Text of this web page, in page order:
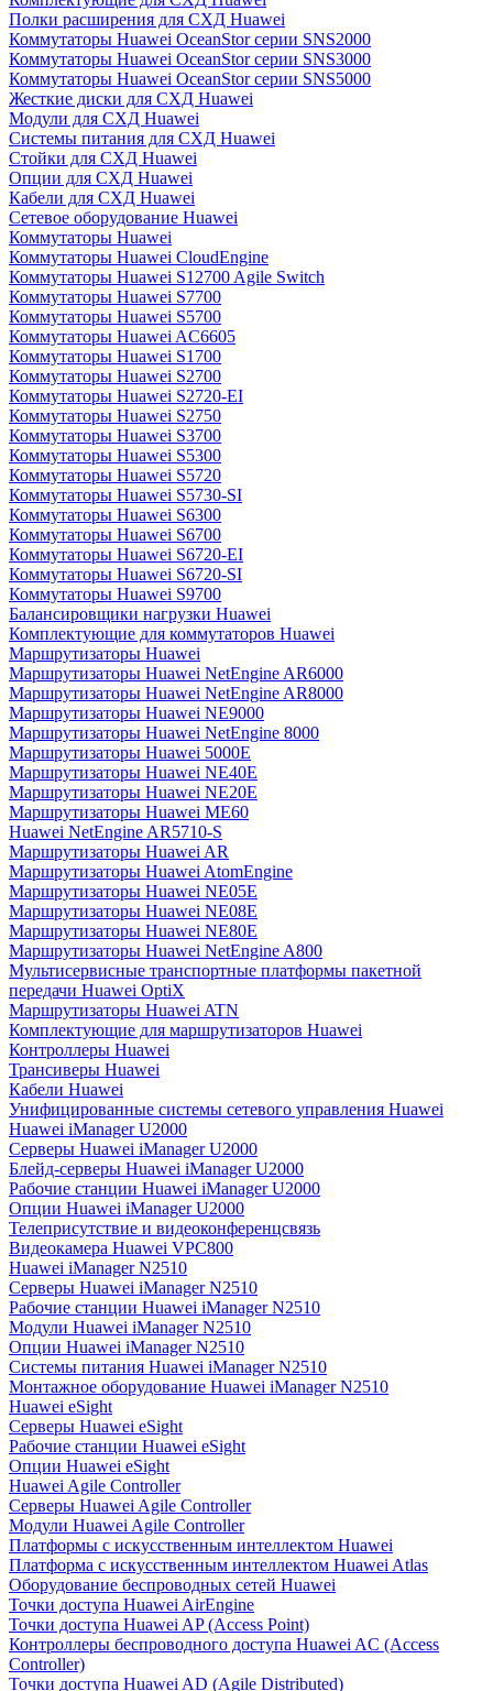
Полки расширения для СХД Huawei
Коммутаторы Huawei OceanStor серии SNS2000
Коммутаторы Huawei OceanStor серии SNS3000
Коммутаторы Huawei OceanStor серии SNS5000
Жесткие диски для СХД Huawei
Модули для СХД Huawei
Системы питания для СХД Huawei
Стойки для СХД Huawei
Опции для СХД Huawei
Кабели для СХД Huawei
Сетевое оборудование Huawei
Коммутаторы Huawei
Коммутаторы Huawei CloudEngine
Коммутаторы Huawei S12700 Agile Switch
Коммутаторы Huawei S7700
Коммутаторы Huawei S5700
Коммутаторы Huawei AC6605
Коммутаторы Huawei S1700
Коммутаторы Huawei S2700
Коммутаторы Huawei S2720-EI
Коммутаторы Huawei S2750
Коммутаторы Huawei S3700
Коммутаторы Huawei S5300
Коммутаторы Huawei S5720
Коммутаторы Huawei S5730-SI
Коммутаторы Huawei S6300
Коммутаторы Huawei S6700
Коммутаторы Huawei S6720-EI
Коммутаторы Huawei S6720-SI
Коммутаторы Huawei S9700
Балансировщики нагрузки Huawei
Комплектующие для коммутаторов Huawei
Маршрутизаторы Huawei
Маршрутизаторы Huawei NetEngine AR6000
Маршрутизаторы Huawei NetEngine AR8000
Маршрутизаторы Huawei NE9000
Маршрутизаторы Huawei NetEngine 8000
Маршрутизаторы Huawei 5000E
Маршрутизаторы Huawei NE40E
Маршрутизаторы Huawei NE20E
Маршрутизаторы Huawei ME60
Huawei NetEngine AR5710-S
Маршрутизаторы Huawei AR
Маршрутизаторы Huawei AtomEngine
Маршрутизаторы Huawei NE05E
Маршрутизаторы Huawei NE08E
Маршрутизаторы Huawei NE80E
Маршрутизаторы Huawei NetEngine A800
Мультисервисные транспортные платформы пакетной
передачи Huawei OptiX
Маршрутизаторы Huawei ATN
Комплектующие для маршрутизаторов Huawei
Контроллеры Huawei
Трансиверы Huawei
Кабели Huawei
Унифицированные системы сетевого управления Huawei
Huawei iManager U2000
Серверы Huawei iManager U2000
Блейд-серверы Huawei iManager U2000
Рабочие станции Huawei iManager U2000
Опции Huawei iManager U2000
Телеприсутствие и видеоконференцсвязь
Видеокамера Huawei VPC800
Huawei iManager N2510
Серверы Huawei iManager N2510
Рабочие станции Huawei iManager N2510
Модули Huawei iManager N2510
Опции Huawei iManager N2510
Системы питания Huawei iManager N2510
Монтажное оборудование Huawei iManager N2510
Huawei eSight
Серверы Huawei eSight
Рабочие станции Huawei eSight
Опции Huawei eSight
Huawei Agile Controller
Серверы Huawei Agile Controller
Модули Huawei Agile Controller
Платформы с искусственным интеллектом Huawei
Платформа с искусственным интеллектом Huawei Atlas
Оборудование беспроводных сетей Huawei
Точки доступа Huawei AirEngine
Точки доступа Huawei AP (Access Point)
Контроллеры беспроводного доступа Huawei AC (Access
Controller)
Точки доступа Huawei AD (Agile Distributed)